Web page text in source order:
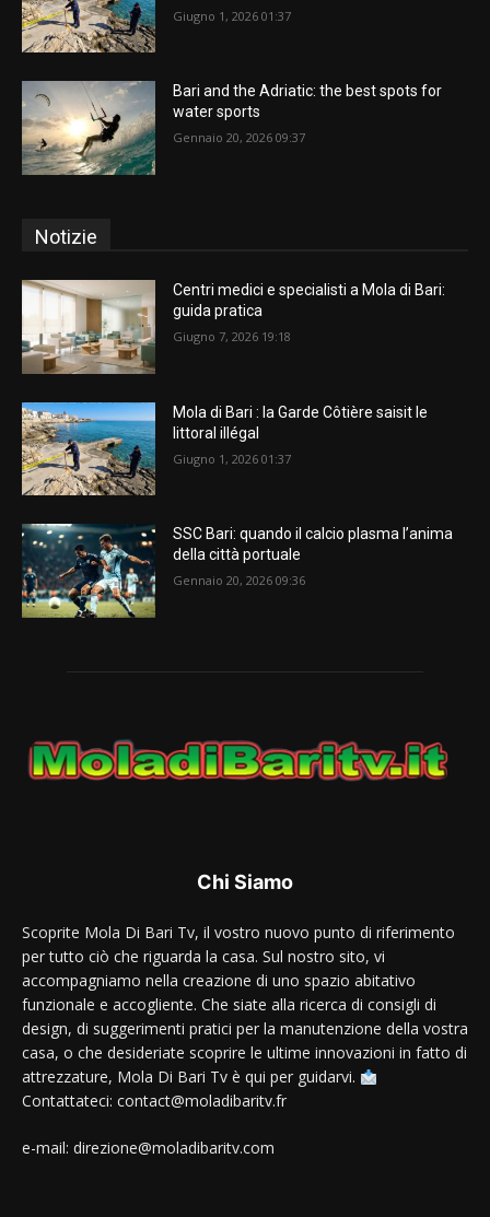
Giugno 1, 2026 01:37
Bari and the Adriatic: the best spots for
water sports
Gennaio 20, 2026 09:37
Notizie
Centri medici e specialisti a Mola di Bari:
guida pratica
Giugno 7, 2026 19:18
Mola di Bari : la Garde Côtière saisit le
littoral illégal
Giugno 1, 2026 01:37
SSC Bari: quando il calcio plasma l’anima
della città portuale
Gennaio 20, 2026 09:36
Chi Siamo
Scoprite Mola Di Bari Tv, il vostro nuovo punto di riferimento
per tutto ciò che riguarda la casa. Sul nostro sito, vi
accompagniamo nella creazione di uno spazio abitativo
funzionale e accogliente. Che siate alla ricerca di consigli di
design, di suggerimenti pratici per la manutenzione della vostra
casa, o che desideriate scoprire le ultime innovazioni in fatto di
attrezzature, Mola Di Bari Tv è qui per guidarvi.
Contattateci: contact@moladibaritv.fr
e-mail: direzione@moladibaritv.com